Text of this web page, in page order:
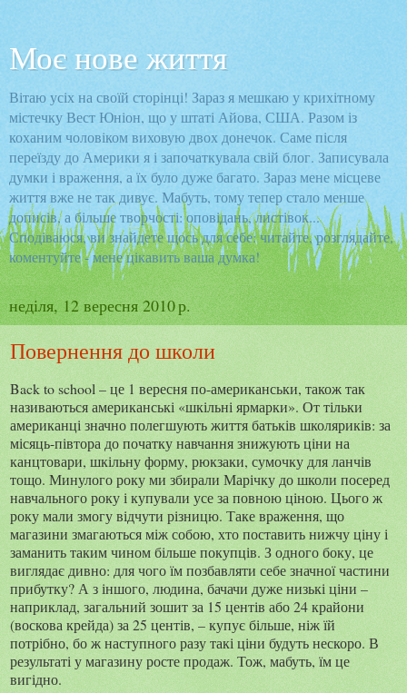
Моє нове життя
Вітаю усіх на своїй сторінці! Зараз я мешкаю у крихітному
містечку Вест Юніон, що у штаті Айова, США. Разом із
коханим чоловіком виховую двох донечок. Саме після
переїзду до Америки я і започаткувала свій блог. Записувала
думки і враження, а їх було дуже багато. Зараз мене місцеве
життя вже не так дивує. Мабуть, тому тепер стало менше
дописів, а більше творчості: оповідань, листівок...
Сподіваюся, ви знайдете щось для себе: читайте, розглядайте,
коментуйте - мене цікавить ваша думка!
неділя, 12 вересня 2010 р.
Повернення до школи
Back to school – це 1 вересня по-американськи, також так
називаються американські «шкільні ярмарки». От тільки
американці значно полегшують життя батьків школяриків: за
місяць-півтора до початку навчання знижують ціни на
канцтовари, шкільну форму, рюкзаки, сумочку для ланчів
тощо. Минулого року ми збирали Марічку до школи посеред
навчального року і купували усе за повною ціною. Цього ж
року мали змогу відчути різницю. Таке враження, що
магазини змагаються між собою, хто поставить нижчу ціну і
заманить таким чином більше покупців. З одного боку, це
виглядає дивно: для чого їм позбавляти себе значної частини
прибутку? А з іншого, людина, бачачи дуже низькі ціни –
наприклад, загальний зошит за 15 центів або 24 крайони
(воскова крейда) за 25 центів, – купує більше, ніж їй
потрібно, бо ж наступного разу такі ціни будуть нескоро. В
результаті у магазину росте продаж. Тож, мабуть, їм це
вигідно.